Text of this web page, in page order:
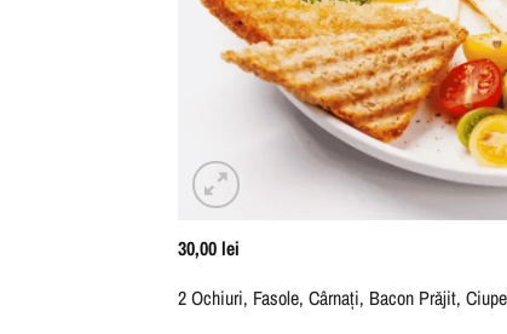
30,00lei
2 Ochiuri, Fasole, Cârnați, Bacon Prăjit,